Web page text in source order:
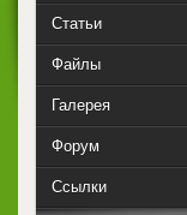
Статьи
Файлы
Галерея
Форум
Ссылки